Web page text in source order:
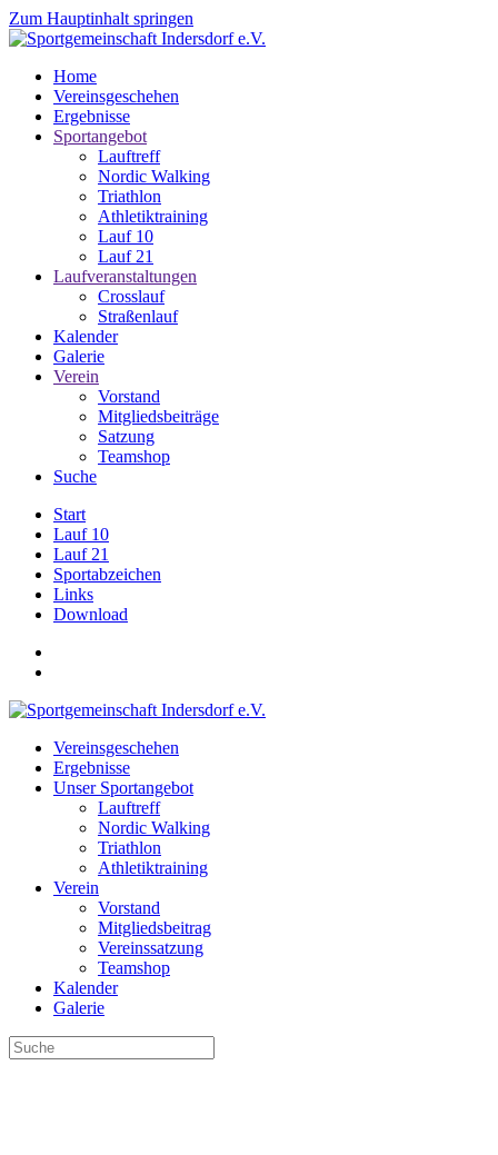
Zum Hauptinhalt springen
Home
Vereinsgeschehen
Ergebnisse
Sportangebot
Lauftreff
Nordic Walking
Triathlon
Athletiktraining
Lauf 10
Lauf 21
Laufveranstaltungen
Crosslauf
Straßenlauf
Kalender
Galerie
Verein
Vorstand
Mitgliedsbeiträge
Satzung
Teamshop
Suche
Start
Lauf 10
Lauf 21
Sportabzeichen
Links
Download
Vereinsgeschehen
Ergebnisse
Unser Sportangebot
Lauftreff
Nordic Walking
Triathlon
Athletiktraining
Verein
Vorstand
Mitgliedsbeitrag
Vereinssatzung
Teamshop
Kalender
Galerie